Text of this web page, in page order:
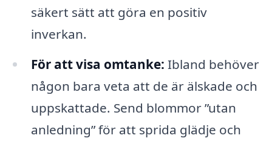
säkert sätt att göra en positiv
inverkan.
För att visa omtanke: Ibland behöver
någon bara veta att de är älskade och
uppskattade. Send blommor ”utan
anledning” för att sprida glädje och